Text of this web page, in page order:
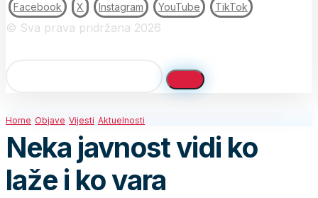
Facebook X Instagram YouTube TikTok
© Sva prava pridržana 2026
Home Objave Vijesti Aktuelnosti
Neka javnost vidi ko
laže i ko vara